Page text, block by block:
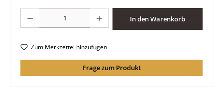
In den Warenkorb
Zum Merkzettel hinzufügen
Frage zum Produkt